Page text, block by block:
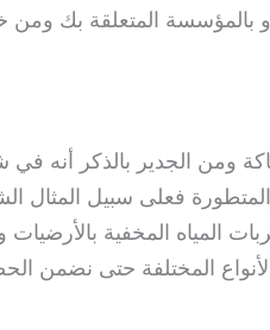
المتعلقة بك ومن
الجدير بالذكر أنه في
فعلى سبيل
المياه المخفية
بالأنواع المختلفة حتى